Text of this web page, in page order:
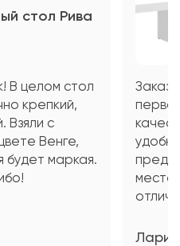
стол Рива
В целом стол
крепкий,
Взяли с
Венге,
будет маркая.
место